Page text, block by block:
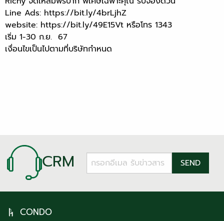
Line Ads: https://bit.ly/4brLjhZ
website: https://bit.ly/49E15Vt หรือโทร 1343
เริ่ม 1-30 ก.ย. 67
เงื่อนไขเป็นไปตามที่บริษัทกำหนด
CRM
CONDO